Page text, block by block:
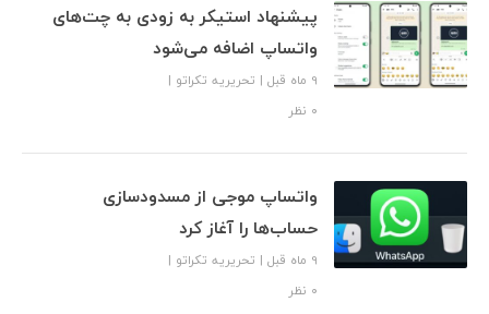
پیشنهاد استیکر به زودی به چت‌های
واتساپ اضافه می‌شود
9 ماه قبل | تحریریه تکراتو |
۰ نظر
واتساپ موجی از مسدودسازی
حساب‌ها را آغاز کرد
9 ماه قبل | تحریریه تکراتو |
۰ نظر